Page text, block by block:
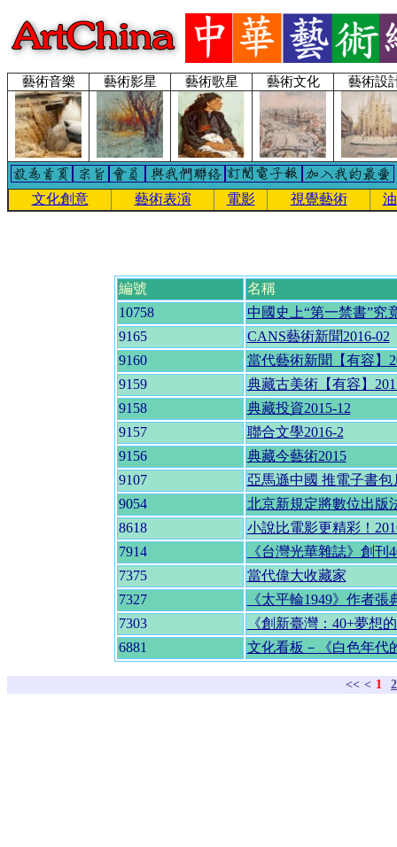
藝術音樂 藝術影星 藝術歌星 藝術文化 藝術設
文化創意 藝術表演 電影 視覺藝術
編號
名稱
10758
中國史上“第一禁書”究
9165
CANS藝術新聞2016-02
9160
當代藝術新聞【有容】
9159
典藏古美術【有容】
9158
典藏投資2015-12
9157
聯合文學2016-2
9156
典藏今藝術2015
9107
亞馬遜中國 推電子書包
9054
北京新規定將數位出版
8618
小說比電影更精彩！
7914
《台灣光華雜誌》創刊
7375
當代偉大收藏家
7327
《太平輪1949》作者張
7303
《創新臺灣：40+夢想
6881
文化看板－《白色年代
<< < 1 2